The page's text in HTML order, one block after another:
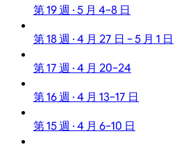
第 19 週 · 5 月 4–8 日
第 18 週 · 4 月 27 日 – 5 月 1 日
第 17 週 · 4 月 20–24
第 16 週 · 4 月 13–17 日
第 15 週 · 4 月 6–10 日